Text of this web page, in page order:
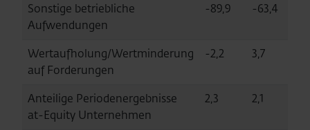
Sonstige betriebliche
Aufwendungen
-89,9 -63,4
Wertaufholung/Wertminderung
auf Forderungen
-2,2 3,7
Anteilige Periodenergebnisse
at-Equity Unternehmen
2,3 2,1